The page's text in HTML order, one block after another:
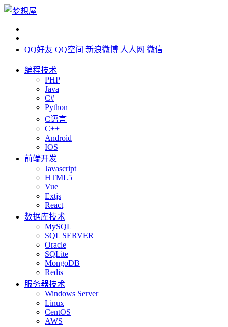
QQ好友 QQ空间 新浪微博 人人网 微信
编程技术
PHP
Java
C#
Python
C语言
C++
Android
IOS
前端开发
Javascript
HTML5
Vue
Extjs
React
数据库技术
MySQL
SQL SERVER
Oracle
SQLite
MongoDB
Redis
服务器技术
Windows Server
Linux
CentOS
AWS